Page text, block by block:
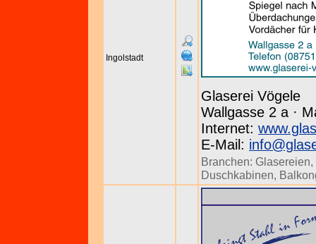
Ingolstadt
Glaserei Vögele
Wallgasse 2 a ·
Internet:
E-Mail:
Branchen: Glasereien,
Duschkabinen,